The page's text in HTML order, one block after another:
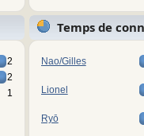
2
2
1
Temps de
Nao/Gilles
Lionel
Ryō